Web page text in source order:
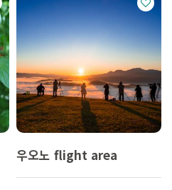
우오노 flight area